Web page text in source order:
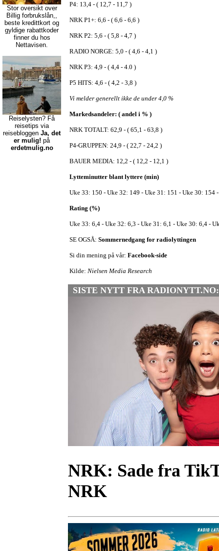
Stor oversikt over
Billig forbrukslån,,
beste kredittkort og
gyldige rabattkoder
finner du hos
Nettavisen.
Reiselysten? Få
reisetips via
reisebloggen Ja, det
er mulig! på
erdetmulig.no
P4: 13,4 - ( 12,7 - 11,7 )
NRK P1+: 6,6 - ( 6,6 - 6,6 )
NRK P2: 5,6 - ( 5,8 - 4,7 )
RADIO NORGE: 5,0 - ( 4,6 - 4,1 )
NRK P3: 4,9 - ( 4,4 - 4.0 )
P5 HITS: 4,6 - ( 4,2 - 3,8 )
Vi melder generellt ikke de under 4,0 %
Markedsandeler: ( andel i % )
NRK TOTALT: 62,9 - ( 65,1 - 63,8 )
P4-GRUPPEN: 24,9 - ( 22,7 - 24,2 )
BAUER MEDIA: 12,2 - ( 12,2 - 12,1 )
Lytteminutter blant lyttere (min)
Uke 33: 150 - Uke 32: 149 - Uke 31: 151 - Uke 30: 154
Rating (%)
Uke 33: 6,4 - Uke 32: 6,3 - Uke 31: 6,1 - Uke 30: 6,4 -
SE OGSÅ: Sommernedgang for radiolyttingen
Si din mening på vår: Facebook-side
Kilde: Nielsen Media Research
SISTE NYTT FRA RADIONYTT.NO:
NRK: Sade fra
NRK